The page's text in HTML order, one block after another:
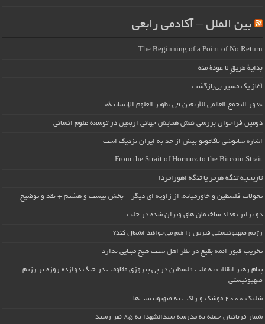
بین الملل – آکادمی رابعی
The Beginning of a Point of No Return
بداية طريقٍ لا عودة منه
آغاز یک مسیر بی‌بازگشت
«دور التجمع العالمي للأربعين في تطوير العلوم الإنسانية».
دومین فراخوان بررسی نقش همایش جهانی اربعین در توسعه علوم انسانی
اشاره ساتوشی ناکاموتو بیش از حد به ایران نزدیک است
From the Strait of Hormuz to the Bitcoin Strait
تاریخچه تنگه هرمز یا تنگه اهورامزدا
تحولات فلسطین و خاورمیانه، از زاویه ای دیگر – بخش بیست و هشتم + نقد و توضیح
دو برابر تعداد ساختمان های ویران شده در حلب
رژیم صهیونیستی قبرس را هم می‌خواهد اشغال کند؟
تخریب قبور ائمه بقیع در نظر اهل سنت هیچ مبنایی ندارد
پیام رهبر انقلاب به ملت فلسطین در پی پیروزی مقاومت در جنگ دوازده روزه بر رژیم
صهیونیستی
شلیک ۲۰۰۰ موشک و راکت به صهیونیست‌ها
شمار قربانیان حمله به مدرسه سیدالشهدا به ۸۵ نفر رسید